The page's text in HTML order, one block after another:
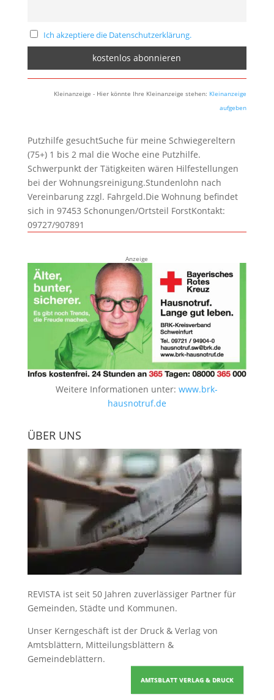
Ich akzeptiere die Datenschutzerklärung.
Kleinanzeige - Hier könnte Ihre Kleinanzeige stehen: Kleinanzeige
aufgeben
Putzhilfe gesuchtSuche für meine Schwiegereltern
(75+) 1 bis 2 mal die Woche eine Putzhilfe.
Schwerpunkt der Tätigkeiten wären Hilfestellungen
bei der Wohnungsreinigung.Stundenlohn nach
Vereinbarung zzgl. Fahrgeld.Die Wohnung befindet
sich in 97453 Schonungen/Ortsteil ForstKontakt:
09727/907891
Anzeige
Weitere Informationen unter:www.brk-
hausnotruf.de
ÜBER UNS
REVISTA ist seit 50 Jahren zuverlässiger Partner für
Gemeinden, Städte und Kommunen.
Unser Kerngeschäft ist der Druck & Verlag von
Amtsblättern, Mitteilungsblättern &
Gemeindeblättern.
AMTSBLATT VERLAG & DRUCK